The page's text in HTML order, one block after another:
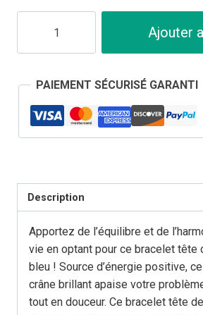
Bracelet
de
Mort
Jaspe
Ajouter
PAIEMENT SÉCURISÉ GARANTI
Description
Apportez de l’équilibre et de
vie en optant pour ce bracelet tête
bleu ! Source d’énergie positive,
crâne brillant apaise votre
tout en douceur. Ce bracelet tête